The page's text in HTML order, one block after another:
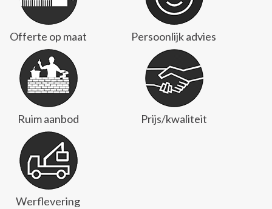
Offerte op maat Persoonlijk advies
Ruim aanbod Prijs/kwaliteit
Werflevering